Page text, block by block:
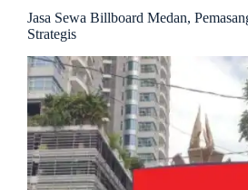
Jasa Sewa Billboard Medan,
Strategis